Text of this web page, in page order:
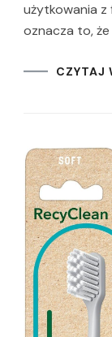
użytkowania z
oznacza to,
CZYTAJ